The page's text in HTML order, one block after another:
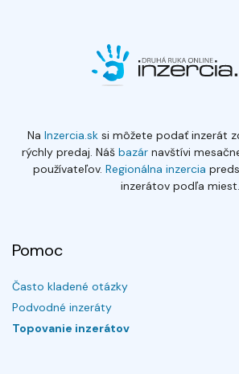
Na Inzercia.sksi môžete podať inzerát
rýchly predaj. Náš bazárnavštívi
používateľov. Regionálna inzercia
inzerátov podľa miest.
Pomoc
Často kladené otázky
Podvodné inzeráty
Topovanie inzerátov